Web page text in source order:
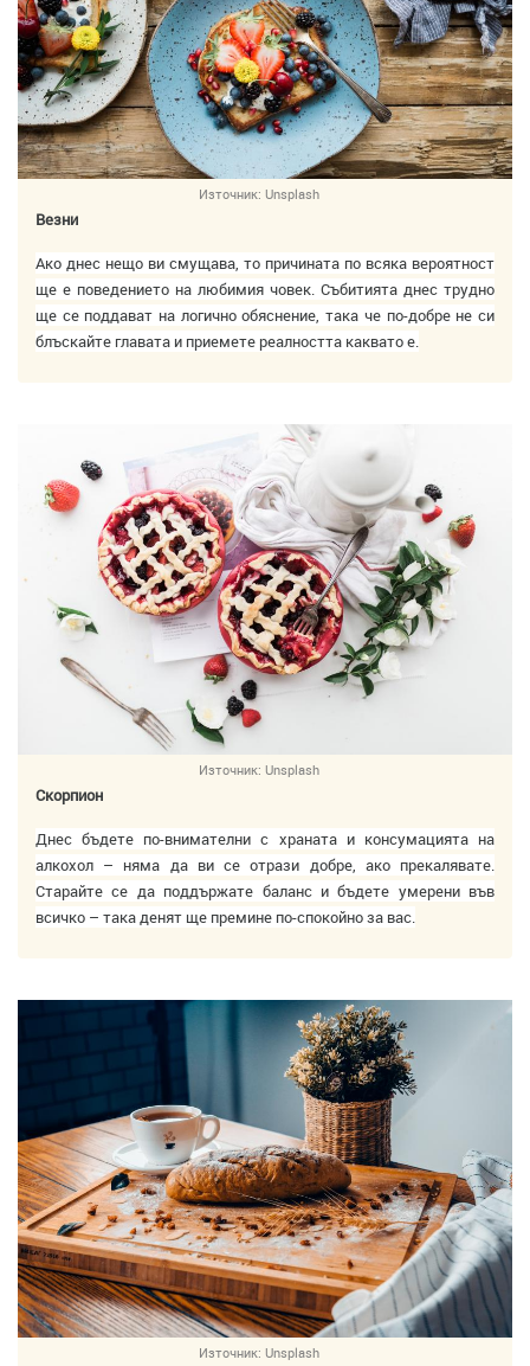
Източник: Unsplash
Везни
Ако днес нещо ви смущава, то причината по всяка вероятност
ще е поведението на любимия човек. Събитията днес трудно
ще се поддават на логично обяснение, така че по-добре не си
блъскайте главата и приемете реалността каквато е.
Източник: Unsplash
Скорпион
Днес бъдете по-внимателни с храната и консумацията на
алкохол – няма да ви се отрази добре, ако прекалявате.
Старайте се да поддържате баланс и бъдете умерени във
всичко – така денят ще премине по-спокойно за вас.
Източник: Unsplash